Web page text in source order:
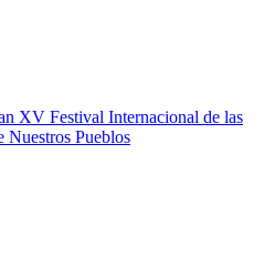
XV Festival Internacional de las
Nuestros Pueblos